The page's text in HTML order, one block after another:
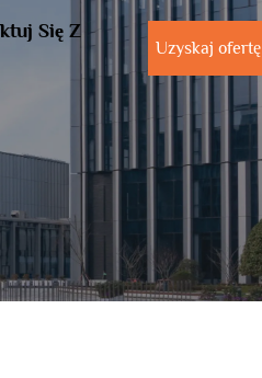
Się Z
Uzyskaj ofertę